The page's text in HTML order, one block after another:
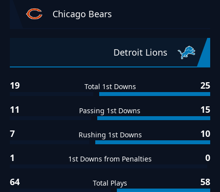
Chicago Bears
Detroit Lions
19 Total 1st Downs 25
11 Passing 1st Downs 15
7 Rushing 1st Downs 10
1 1st Downs from Penalties 0
64 Total Plays 58